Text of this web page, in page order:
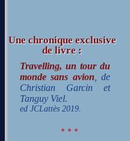
Une chronique exclusive
de livre :
Travelling, un tour du
monde sans avion, de
Christian Garcin et
Tanguy Viel.
ed JCLattès 2019.
* * *